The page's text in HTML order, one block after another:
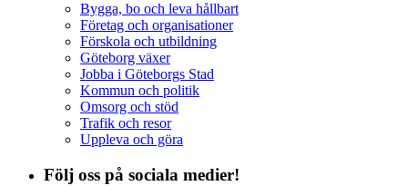
Bygga, bo och leva hållbart
Företag och organisationer
Förskola och utbildning
Göteborg växer
Jobba i Göteborgs Stad
Kommun och politik
Omsorg och stöd
Trafik och resor
Uppleva och göra
Följ oss på sociala medier!